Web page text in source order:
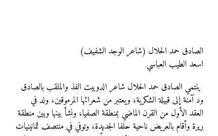
الصادق حمد الحلال (شاعر الوجد الشفيف)
اسعد الطيب العباسي
ينتمي الصادق حمد الحلال شاعر الدوبيت الفذ والملقب بالصادق
ود آمنة إلى قبيلة الشكرية، ويعتبر من شعرائها المرموقين، ولد في
العقد الأول من القرن الماضي بمنطقة الصفيا، ونشأ بينها وبين منطقة
ريرة وأقام بالعريض ناحية حلفا الجديدة، وتوفي في منتصف ثمانينيات